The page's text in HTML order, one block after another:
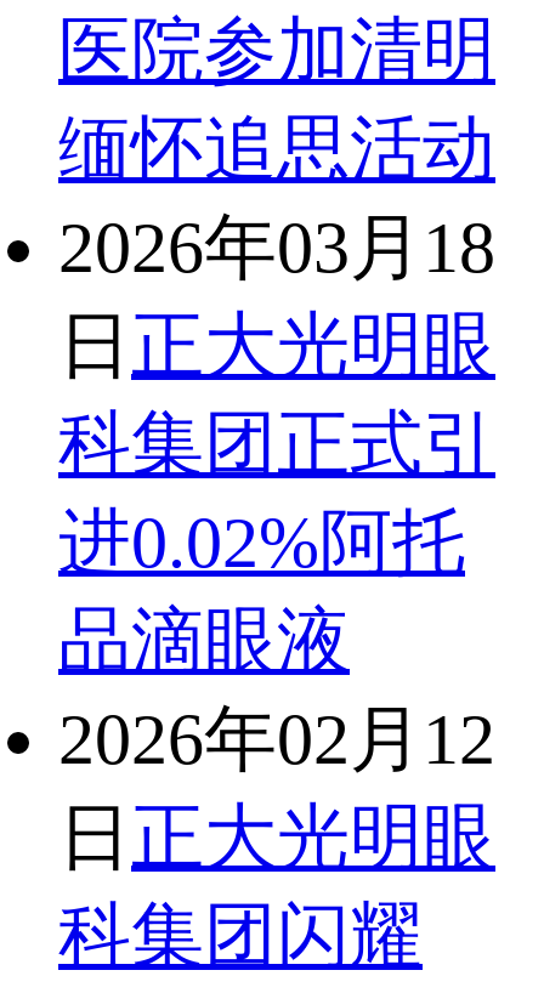
医院参加清明
缅怀追思活动
2026年03月18
日 正大光明眼
科集团正式引
进0.02%阿托
品滴眼液
2026年02月12
日 正大光明眼
科集团闪耀